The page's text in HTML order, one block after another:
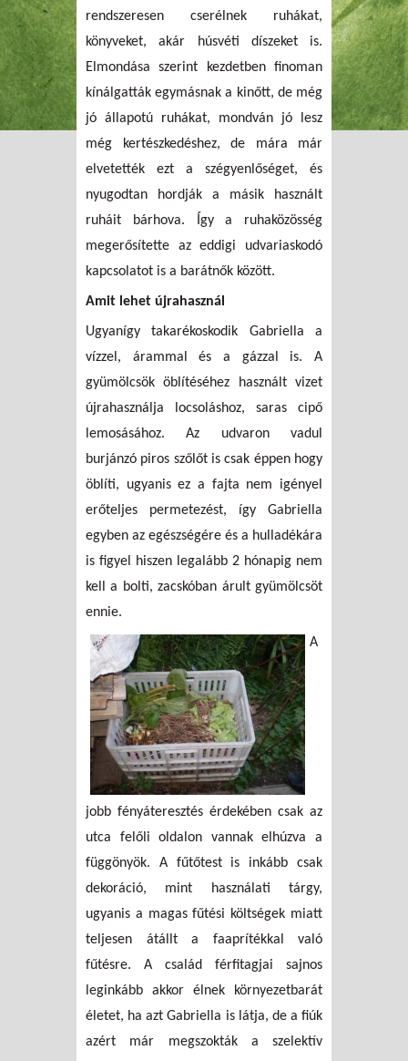
rendszeresen cserélnek ruhákat,
könyveket, akár húsvéti díszeket is.
Elmondása szerint kezdetben finoman
kínálgatták egymásnak a kinőtt, de még
jó állapotú ruhákat, mondván jó lesz
még kertészkedéshez, de mára már
elvetették ezt a szégyenlőséget, és
nyugodtan hordják a másik használt
ruháit bárhova. Így a ruhaközösség
megerősítette az eddigi udvariaskodó
kapcsolatot is a barátnők között.
Amit lehet újrahasznál
Ugyanígy takarékoskodik Gabriella a
vízzel, árammal és a gázzal is. A
gyümölcsök öblítéséhez használt vizet
újrahasználja locsoláshoz, saras cipő
lemosásához. Az udvaron vadul
burjánzó piros szőlőt is csak éppen hogy
öblíti, ugyanis ez a fajta nem igényel
erőteljes permetezést, így Gabriella
egyben az egészségére és a hulladékára
is figyel hiszen legalább 2 hónapig nem
kell a bolti, zacskóban árult gyümölcsöt
ennie.
A
jobb fényáteresztés érdekében csak az
utca felőli oldalon vannak elhúzva a
függönyök. A fűtőtest is inkább csak
dekoráció, mint használati tárgy,
ugyanis a magas fűtési költségek miatt
teljesen átállt a faaprítékkal való
fűtésre. A család férfitagjai sajnos
leginkább akkor élnek környezetbarát
életet, ha azt Gabriella is látja, de a fiúk
azért már megszokták a szelektív